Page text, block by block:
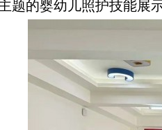
题的婴幼儿照护技能展